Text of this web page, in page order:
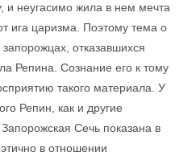
неугасимо жила в нем мечта
ига царизма. Поэтому тема о
отказавшихся
Репина. Сознание его к тому
такого материала. У
Репин, как и другие
Сечь показана в
в отношении